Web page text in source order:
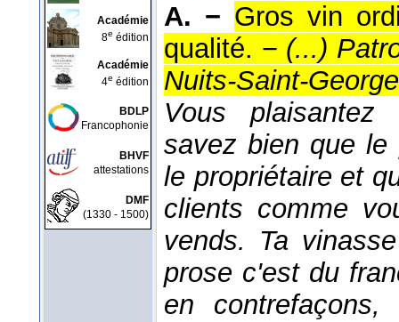
Académie
8e édition
Académie
4e édition
BDLP
Francophonie
BHVF
attestations
DMF
(1330 - 1500)
A. − Gros vin
qualité. − (...)
Nuits-Saint-
Vous plaisantez
savez bien que le
le propriétaire et
clients comme
vends. Ta
prose c'est du
en